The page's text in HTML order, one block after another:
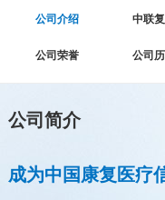
公司介绍 中联
公司荣誉 公司
公司简介
成为中国康复医疗